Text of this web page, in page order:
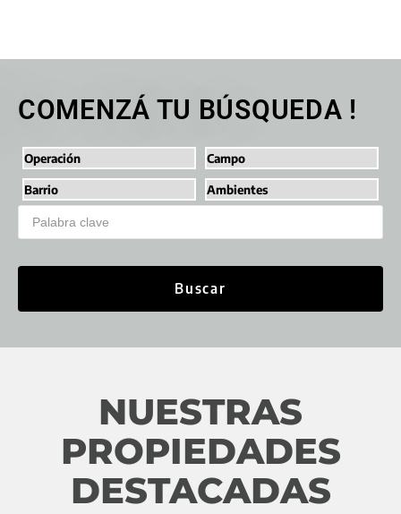
COMENZÁ TU BÚSQUEDA !
Buscar
NUESTRAS
PROPIEDADES
DESTACADAS